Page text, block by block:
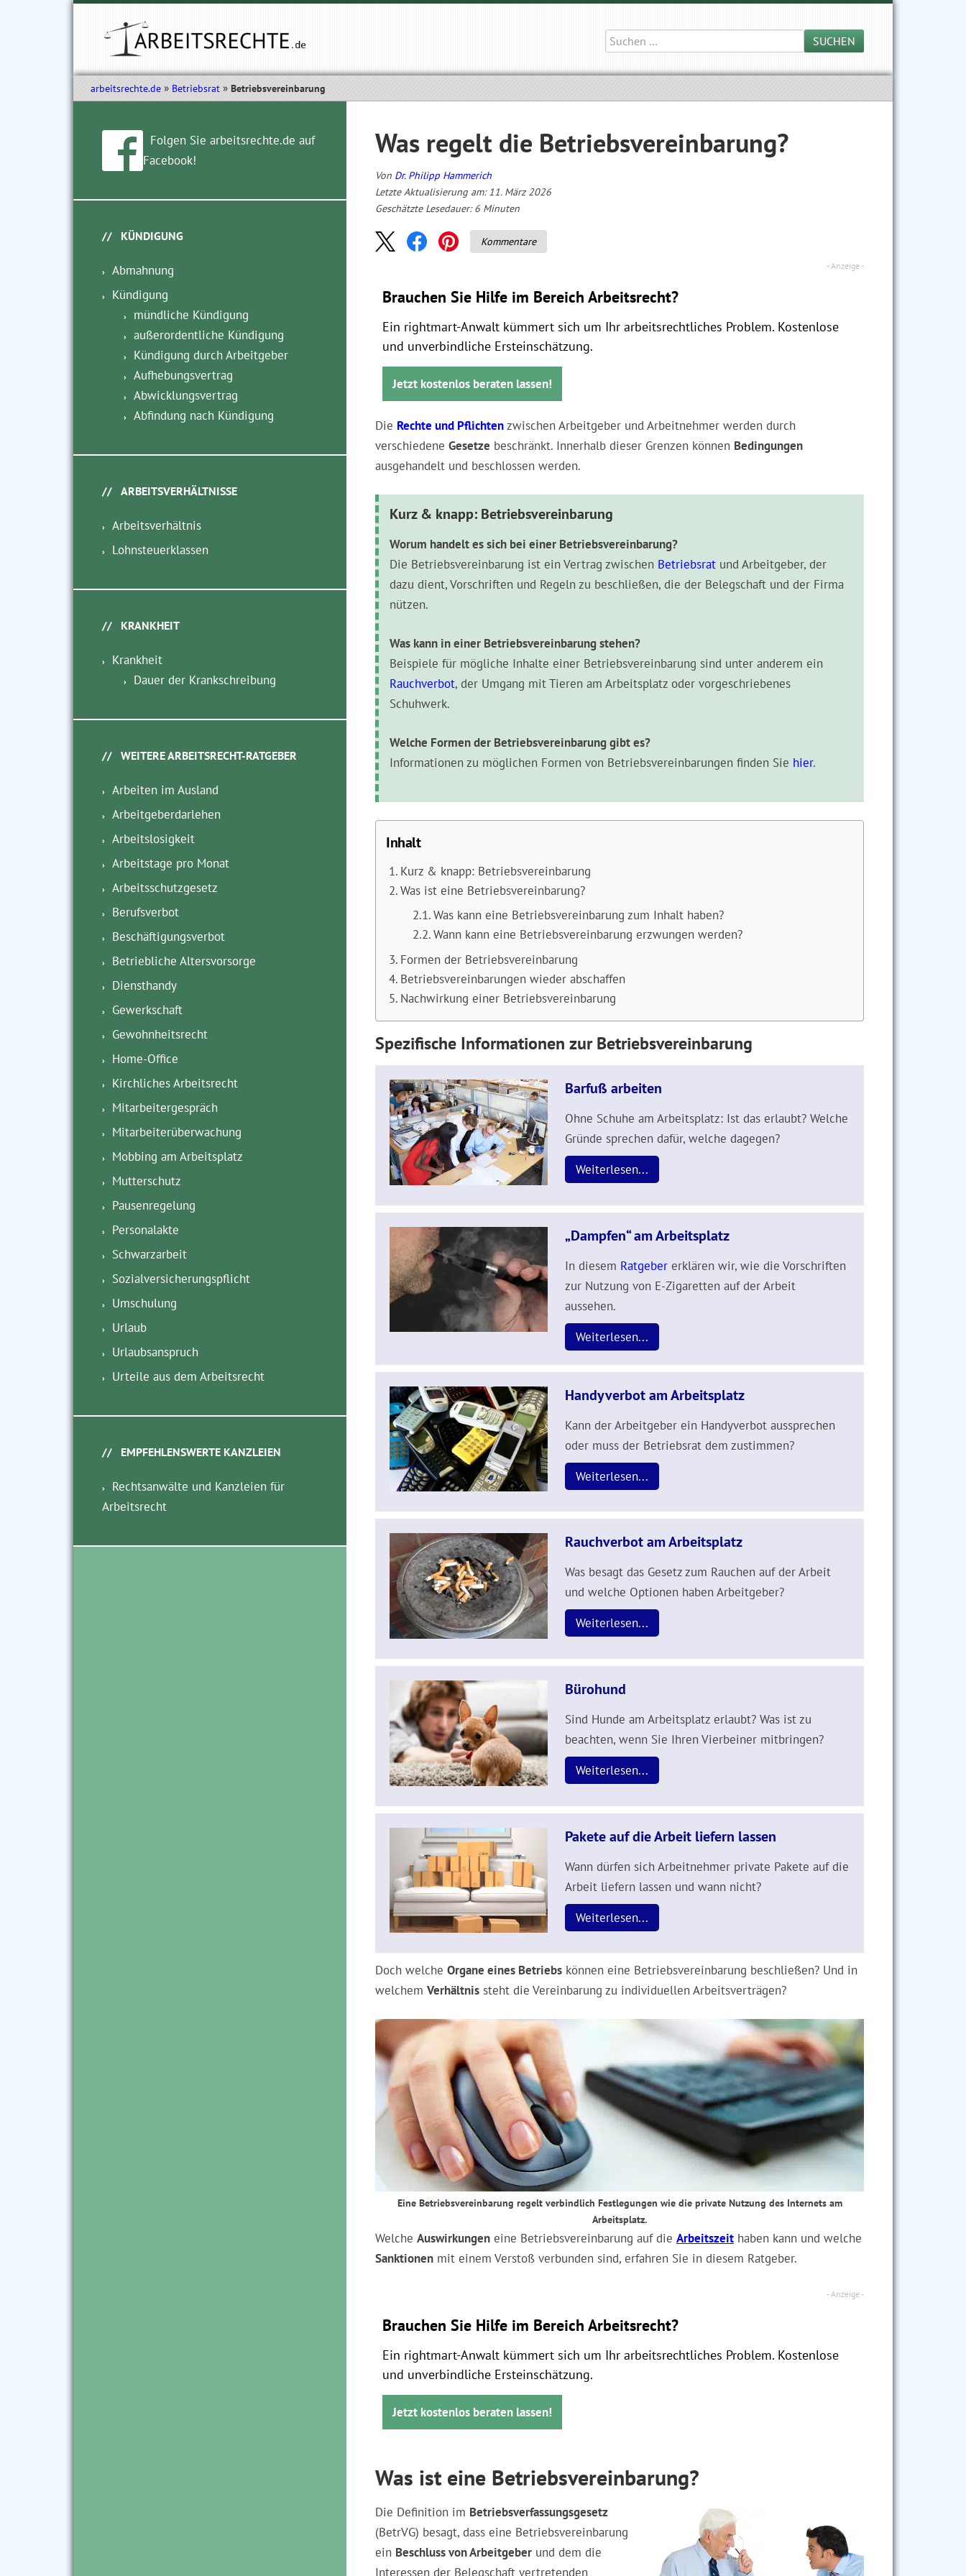
Suche
nach:
SUCHEN
arbeitsrechte.de Betriebsrat Betriebsvereinbarung
Was regelt die Betriebsvereinbarung?
Von Dr. Philipp Hammerich
Letzte Aktualisierung am: 11. März 2026
Geschätzte Lesedauer: 6 Minuten
Kommentare
Brauchen Sie Hilfe im Bereich Arbeitsrecht?
Ein rightmart-Anwalt kümmert sich um Ihr arbeitsrechtliches Problem. Kostenlose
und unverbindliche Ersteinschätzung.
Jetzt kostenlos beraten lassen!
Die Rechte und Pflichtenzwischen Arbeitgeber und Arbeitnehmer werden durch
verschiedene Gesetze beschränkt. Innerhalb dieser Grenzen können Bedingungen
ausgehandelt und beschlossen werden.
Kurz & knapp: Betriebsvereinbarung
Worum handelt es sich bei einer Betriebsvereinbarung?
Die Betriebsvereinbarung ist ein Vertrag zwischen Betriebsrat und Arbeitgeber, der
dazu dient, Vorschriften und Regeln zu beschließen, die der Belegschaft und der Firma
nützen.
Was kann in einer Betriebsvereinbarung stehen?
Beispiele für mögliche Inhalte einer Betriebsvereinbarung sind unter anderem ein
Rauchverbot, der Umgang mit Tieren am Arbeitsplatz oder vorgeschriebenes
Schuhwerk.
Welche Formen der Betriebsvereinbarung gibt es?
Informationen zu möglichen Formen von Betriebsvereinbarungen finden Sie hier.
Inhalt
Kurz & knapp: Betriebsvereinbarung
Was ist eine Betriebsvereinbarung?
Was kann eine Betriebsvereinbarung zum Inhalt haben?
Wann kann eine Betriebsvereinbarung erzwungen werden?
Formen der Betriebsvereinbarung
Betriebsvereinbarungen wieder abschaffen
Nachwirkung einer Betriebsvereinbarung
Spezifische Informationen zur Betriebsvereinbarung
Barfuß arbeiten
Ohne Schuhe am Arbeitsplatz: Ist das erlaubt? Welche
Gründe sprechen dafür, welche dagegen?
Weiterlesen...
„Dampfen“ am Arbeitsplatz
In diesem Ratgeber erklären wir, wie die Vorschriften
zur Nutzung von E-Zigaretten auf der Arbeit
aussehen.
Weiterlesen...
Handyverbot am Arbeitsplatz
Kann der Arbeitgeber ein Handyverbot aussprechen
oder muss der Betriebsrat dem zustimmen?
Weiterlesen...
Rauchverbot am Arbeitsplatz
Was besagt das Gesetz zum Rauchen auf der Arbeit
und welche Optionen haben Arbeitgeber?
Weiterlesen...
Bürohund
Sind Hunde am Arbeitsplatz erlaubt? Was ist zu
beachten, wenn Sie Ihren Vierbeiner mitbringen?
Weiterlesen...
Pakete auf die Arbeit liefern lassen
Wann dürfen sich Arbeitnehmer private Pakete auf die
Arbeit liefern lassen und wann nicht?
Weiterlesen...
Doch welche Organe eines Betriebs können eine Betriebsvereinbarung beschließen? Und in
welchem Verhältnis steht die Vereinbarung zu individuellen Arbeitsverträgen?
Eine Betriebsvereinbarung regelt verbindlich Festlegungen wie die private Nutzung des Internets am
Arbeitsplatz.
Welche Auswirkungen eine Betriebsvereinbarung auf die Arbeitszeit haben kann und welche
Sanktionen mit einem Verstoß verbunden sind, erfahren Sie in diesem Ratgeber.
Brauchen Sie Hilfe im Bereich Arbeitsrecht?
Ein rightmart-Anwalt kümmert sich um Ihr arbeitsrechtliches Problem. Kostenlose
und unverbindliche Ersteinschätzung.
Jetzt kostenlos beraten lassen!
Was ist eine Betriebsvereinbarung?
Die Definition im Betriebsverfassungsgesetz
(BetrVG) besagt, dass eine Betriebsvereinbarung
ein Beschluss von Arbeitgeber und dem die
Interessen der Belegschaft vertretenden
Folgen Sie arbeitsrechte.de auf
Facebook!
KÜNDIGUNG
Abmahnung
Kündigung
mündliche Kündigung
außerordentliche Kündigung
Kündigung durch Arbeitgeber
Aufhebungsvertrag
Abwicklungsvertrag
Abfindung nach Kündigung
ARBEITSVERHÄLTNISSE
Arbeitsverhältnis
Lohnsteuerklassen
KRANKHEIT
Krankheit
Dauer der Krankschreibung
WEITERE ARBEITSRECHT-RATGEBER
Arbeiten im Ausland
Arbeitgeberdarlehen
Arbeitslosigkeit
Arbeitstage pro Monat
Arbeitsschutzgesetz
Berufsverbot
Beschäftigungsverbot
Betriebliche Altersvorsorge
Diensthandy
Gewerkschaft
Gewohnheitsrecht
Home-Office
Kirchliches Arbeitsrecht
Mitarbeitergespräch
Mitarbeiterüberwachung
Mobbing am Arbeitsplatz
Mutterschutz
Pausenregelung
Personalakte
Schwarzarbeit
Sozialversicherungspflicht
Umschulung
Urlaub
Urlaubsanspruch
Urteile aus dem Arbeitsrecht
EMPFEHLENSWERTE KANZLEIEN
Rechtsanwälte und Kanzleien für
Arbeitsrecht